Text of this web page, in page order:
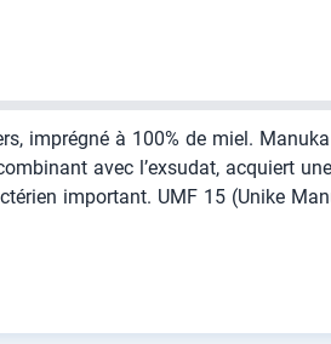
imprégné à 100% de miel.
avec l’exsudat, acquiert
important. UMF 15 (Unike